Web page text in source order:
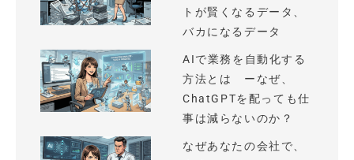
トが賢くなるデータ、
バカになるデータ
AIで業務を自動化する
方法とは ーなぜ、
ChatGPTを配っても仕
事は減らないのか？
なぜあなたの会社で、